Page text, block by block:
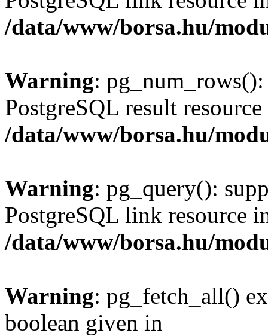
/data/www/borsa.hu/
Warning:
PostgreSQL result
/data/www/borsa.hu/
Warning: pg_query():
PostgreSQL link resource
/data/www/borsa.hu/
Warning: pg_fetch_all()
boolean given in